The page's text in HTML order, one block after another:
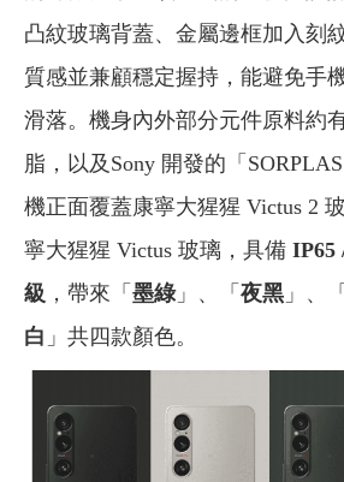
凸紋玻璃背蓋、金屬邊框加入刻
質感並兼顧穩定握持，能避免手
滑落。機身內外部分元件原料約
脂，以及Sony 開發的「
機正面覆蓋康寧大猩猩 Victus 2
寧大猩猩 Victus 玻璃，具備 IP65
級 ，帶來「 墨綠」、「 夜黑 」、「
白 」共四款顏色。